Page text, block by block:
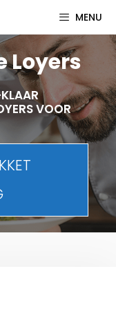
MENU
Loyers
VOOR